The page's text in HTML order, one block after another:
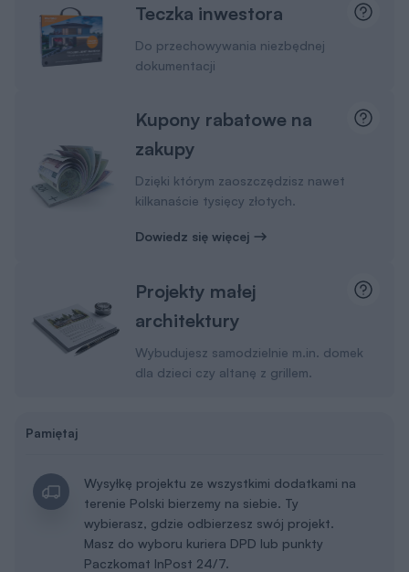
Teczka inwestora
Do przechowywania niezbędnej
dokumentacji
Kupony rabatowe na
zakupy
Dzięki którym zaoszczędzisz nawet
kilkanaście tysięcy złotych.
Dowiedz się więcej
Projekty małej
architektury
Wybudujesz samodzielnie m.in. domek
dla dzieci czy altanę z grillem.
Pamiętaj
Wysyłkę projektu ze wszystkimi dodatkami na
terenie Polski bierzemy na siebie. Ty
wybierasz, gdzie odbierzesz swój projekt.
Masz do wyboru kuriera DPD lub punkty
Paczkomat InPost 24/7.